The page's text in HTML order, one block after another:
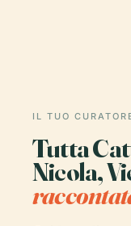
IL TUO
Tutta
Nicola,